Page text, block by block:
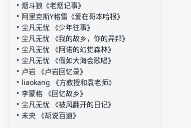
烟斗狼《老烟记事》
阿里克斯Y格雷《爱在哥本哈根》
尘凡无忧 《少年往事》
尘凡无忧 《我的故乡，你的异邦》
尘凡无忧 《阿诺的幻觉森林》
尘凡无忧 《假如大海会歌唱》
卢岩 《卢岩回忆录》
liaokang 《方教授和袁老师》
李蒙格 《回忆故乡》
尘凡无忧 《被风翻开的日记》
未央 《胡说百道》